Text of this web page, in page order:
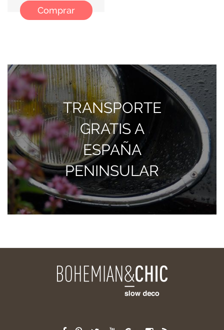
Comprar
TRANSPORTE
GRATIS A
ESPAÑA
PENINSULAR